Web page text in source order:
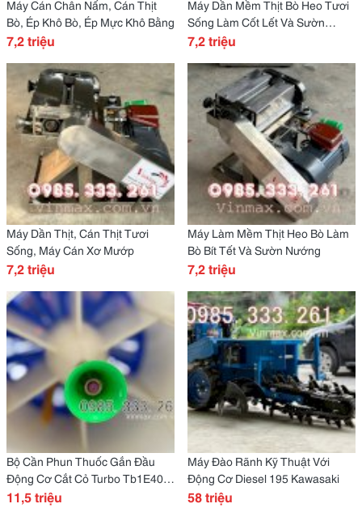
Máy Cán Chân Nấm, Cán Thịt
Bò, Ép Khô Bò, Ép Mực Khô Bằng
7,2 triệu
Máy Dần Mềm Thịt Bò Heo Tươi
Sống Làm Cốt Lết Và Sườn
Nướng
7,2 triệu
Máy Dần Thịt, Cán Thịt Tươi
Sống, Máy Cán Xơ Mướp
7,2 triệu
Máy Làm Mềm Thịt Heo Bò Làm
Bò Bít Tết Và Sườn Nướng
7,2 triệu
Bộ Cần Phun Thuốc Gắn Đầu
Động Cơ Cắt Cỏ Turbo Tb1E40
Giá Rẻ
11,5 triệu
Máy Đào Rãnh Kỹ Thuật Với
Động Cơ Diesel 195 Kawasaki
58 triệu